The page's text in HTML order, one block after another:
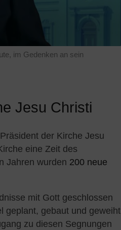
im Gedenken an sein
Jesu Christi
der Kirche Jesu
eine Zeit des
Jahren wurden 200 neue
mit Gott geschlossen
geplant, gebaut und geweiht
zu diesen Segnungen